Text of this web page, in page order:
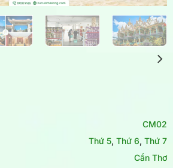
CM02
Thứ 5,Thứ 6,Thứ 7
Cần Thơ